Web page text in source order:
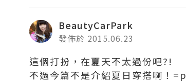
BeautyCarPark
發佈於 2015.06.23
這個打扮，在夏天不太過份吧?!
不過今篇不是介紹夏日穿搭啊！=p